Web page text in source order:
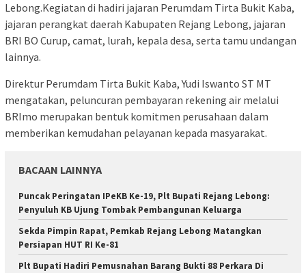
Lebong.Kegiatan di hadiri jajaran Perumdam Tirta Bukit Kaba,
jajaran perangkat daerah Kabupaten Rejang Lebong, jajaran
BRI BO Curup, camat, lurah, kepala desa, serta tamu undangan
lainnya.
Direktur Perumdam Tirta Bukit Kaba, Yudi Iswanto ST MT
mengatakan, peluncuran pembayaran rekening air melalui
BRImo merupakan bentuk komitmen perusahaan dalam
memberikan kemudahan pelayanan kepada masyarakat.
BACAAN LAINNYA
Puncak Peringatan IPeKB Ke-19, Plt Bupati Rejang Lebong:
Penyuluh KB Ujung Tombak Pembangunan Keluarga
Sekda Pimpin Rapat, Pemkab Rejang Lebong Matangkan
Persiapan HUT RI Ke-81
Plt Bupati Hadiri Pemusnahan Barang Bukti 88 Perkara Di